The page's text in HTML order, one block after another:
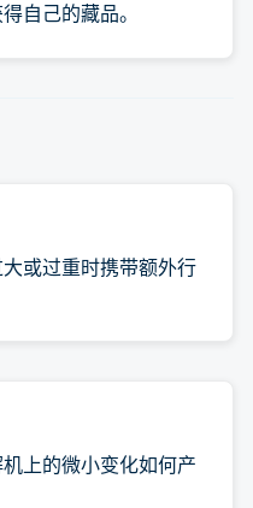
自己的藏品。
或过重时携带额外行
上的微小变化如何产